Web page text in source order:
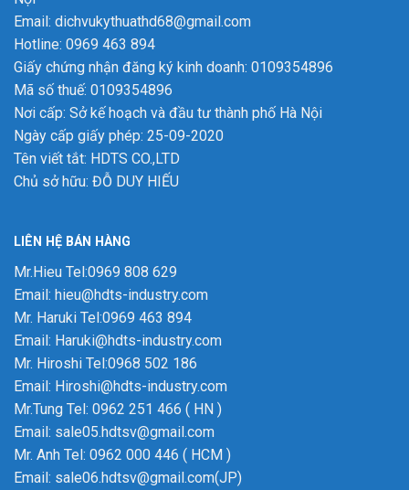
Email: dichvukythuathd68@gmail.com
Hotline: 0969 463 894
Giấy chứng nhận đăng ký kinh doanh: 0109354896
Mã số thuế: 0109354896
Nơi cấp: Sở kế hoạch và đầu tư thành phố Hà Nội
Ngày cấp giấy phép: 25-09-2020
Tên viết tắt: HDTS CO.,LTD
Chủ sở hữu: ĐỖ DUY HIẾU
LIÊN HỆ BÁN HÀNG
Mr.Hieu Tel:0969 808 629
Email: hieu@hdts-industry.com
Mr. Haruki Tel:0969 463 894
Email: Haruki@hdts-industry.com
Mr. Hiroshi Tel:0968 502 186
Email: Hiroshi@hdts-industry.com
Mr.Tung Tel: 0962 251 466 ( HN )
Email: sale05.hdtsv@gmail.com
Mr. Anh Tel: 0962 000 446 ( HCM )
Email: sale06.hdtsv@gmail.com(JP)